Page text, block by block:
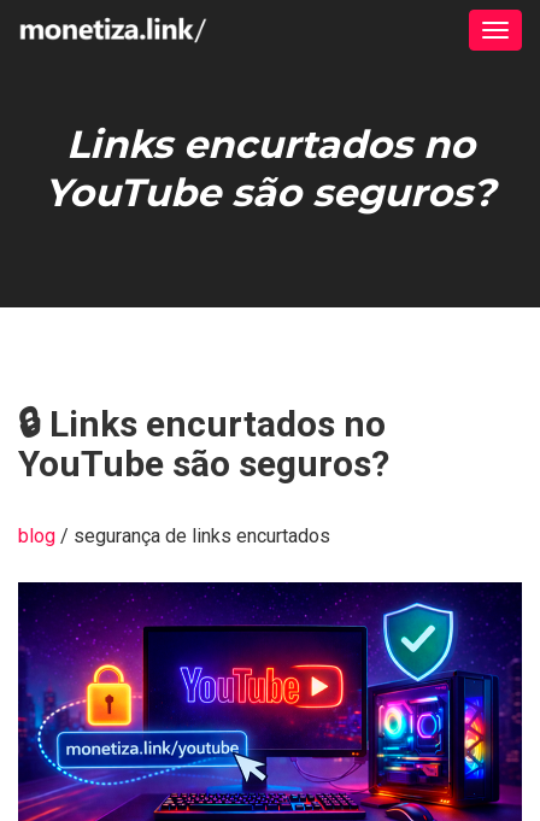
Links encurtados no
YouTube são seguros?
🔒 Links encurtados no
YouTube são seguros?
blog / segurança de links encurtados